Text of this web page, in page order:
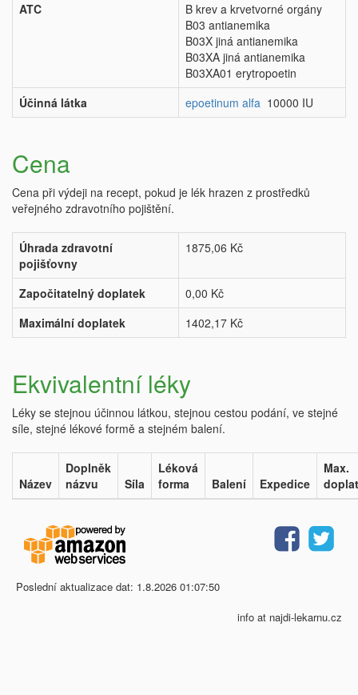
ATC
B krev a krvetvorné orgány
B03 antianemika
B03X jiná antianemika
B03XA jiná antianemika
B03XA01 erytropoetin
Účinná látka
epoetinum alfa 10000 IU
Cena
Cena při výdeji na recept, pokud je lék hrazen z prostředků
veřejného zdravotního pojištění.
Úhrada zdravotní
pojišťovny
1875,06 Kč
Započitatelný doplatek
0,00 Kč
Maximální doplatek
1402,17 Kč
Ekvivalentní léky
Léky se stejnou účinnou látkou, stejnou cestou podání, ve stejné
síle, stejné lékové formě a stejném balení.
Název
Doplněk
názvu
Síla
Léková
forma
Balení Expedice
Max.
Poslední aktualizace dat: 1.8.2026 01:07:50
info at najdi-lekarnu.cz